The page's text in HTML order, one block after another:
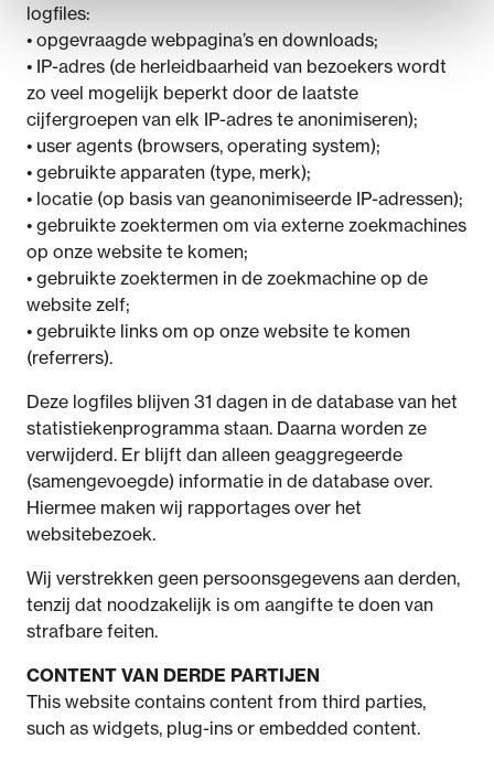
logfiles:
• opgevraagde webpagina’s en downloads;
• IP-adres (de herleidbaarheid van bezoekers wordt
zo veel mogelijk beperkt door de laatste
cijfergroepen van elk IP-adres te anonimiseren);
• user agents (browsers, operating system);
• gebruikte apparaten (type, merk);
• locatie (op basis van geanonimiseerde IP-adressen);
• gebruikte zoektermen om via externe zoekmachines
op onze website te komen;
• gebruikte zoektermen in de zoekmachine op de
website zelf;
• gebruikte links om op onze website te komen
(referrers).
Deze logfiles blijven 31 dagen in de database van het
statistiekenprogramma staan. Daarna worden ze
verwijderd. Er blijft dan alleen geaggregeerde
(samengevoegde) informatie in de database over.
Hiermee maken wij rapportages over het
websitebezoek.
Wij verstrekken geen persoonsgegevens aan derden,
tenzij dat noodzakelijk is om aangifte te doen van
strafbare feiten.
CONTENT VAN DERDE PARTIJEN
This website contains content from third parties,
such as widgets, plug-ins or embedded content.